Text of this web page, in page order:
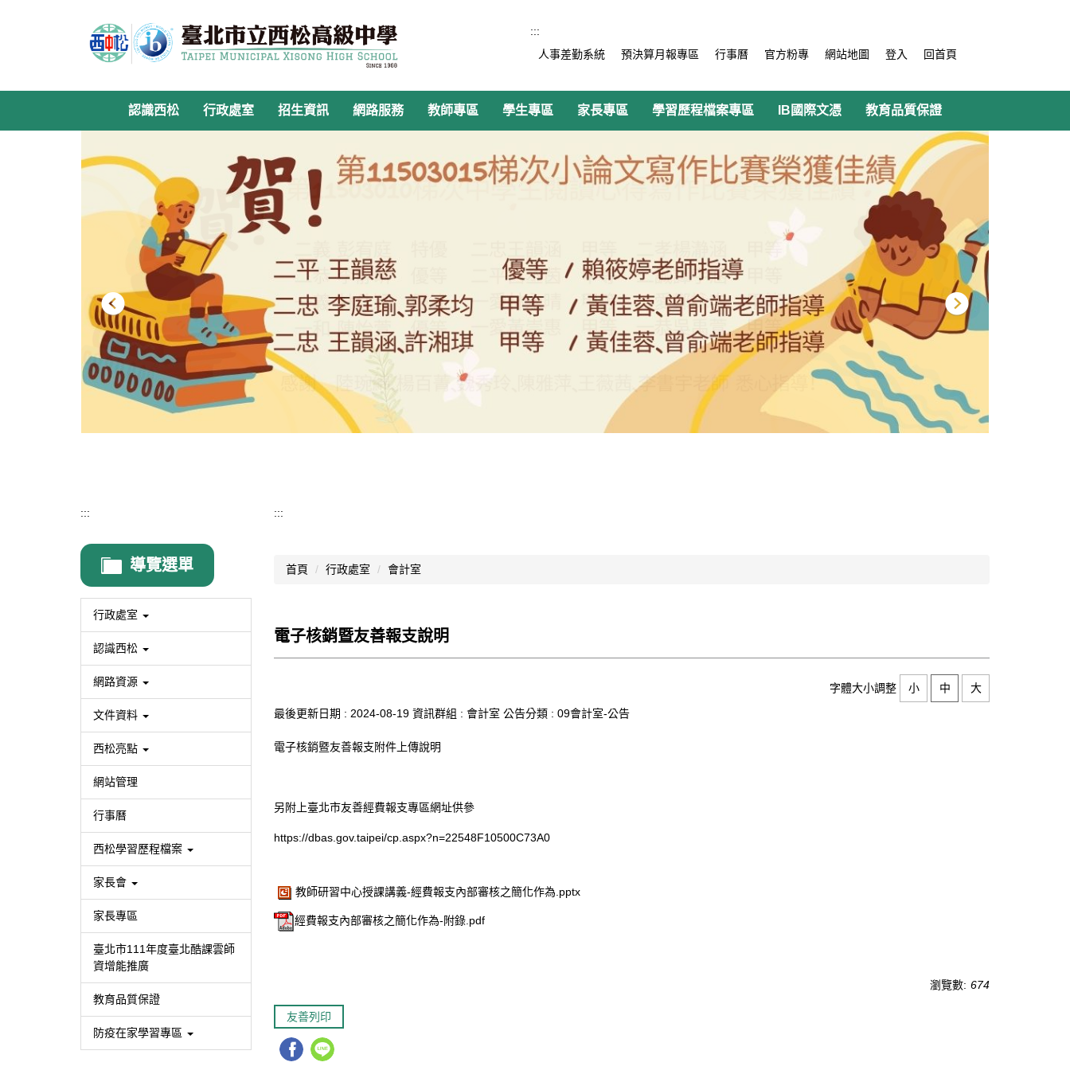
容
:::
人事差勤系統
預決算月報專區 行事曆 官方粉專 網站地圖 登入 回首頁
認識西松 行政處室 招生資訊 網路服務 教師專區 學生專區 家長專區 學習歷程檔案專區 IB國際文憑 教育品質保證
:::
導覽選單
行政處室
認識西松
網路資源
文件資料
西松亮點
網站管理
行事曆
西松學習歷程檔案
家長會
家長專區
臺北市111年度臺北酷課雲師
資增能推廣
教育品質保證
防疫在家學習專區
:::
首頁 行政處室 會計室
電子核銷暨友善報支說明
字體大小調整 小 中
大
最後更新日期 : 2024-08-19 資訊群組 : 會計室 公告分類 : 09會計室-公告
電子核銷暨友善報支附件上傳說明
另附上臺北市友善經費報支專區網址供參
https://dbas.gov.taipei/cp.aspx?n=22548F10500C73A0
教師研習中心授課講義-經費報支內部審核之簡化作為.pptx
經費報支內部審核之簡化作為-附錄.pdf
瀏覽數: 674
友善列印